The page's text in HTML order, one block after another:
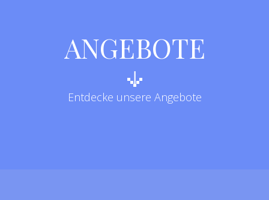
ANGEBOTE
Entdecke unsere Angebote